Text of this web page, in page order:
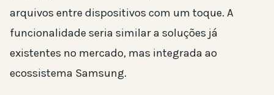
arquivos entre dispositivos com um toque. A
funcionalidade seria similar a soluções já
existentes no mercado, mas integrada ao
ecossistema Samsung.